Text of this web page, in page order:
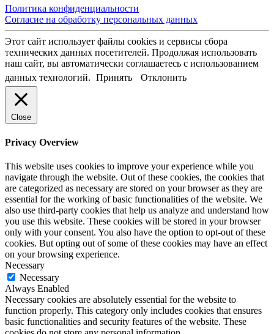
Политика конфиденциальности
Согласие на обработку персональных данных
Этот сайт использует файлы cookies и сервисы сбора
технических данных посетителей. Продолжая использовать
наш сайт, вы автоматически соглашаетесь с использованием
данных технологий. Принять Отклонить
Close
Privacy Overview
This website uses cookies to improve your experience while you
navigate through the website. Out of these cookies, the cookies that
are categorized as necessary are stored on your browser as they are
essential for the working of basic functionalities of the website. We
also use third-party cookies that help us analyze and understand how
you use this website. These cookies will be stored in your browser
only with your consent. You also have the option to opt-out of these
cookies. But opting out of some of these cookies may have an effect
on your browsing experience.
Necessary
Necessary
Always Enabled
Necessary cookies are absolutely essential for the website to
function properly. This category only includes cookies that ensures
basic functionalities and security features of the website. These